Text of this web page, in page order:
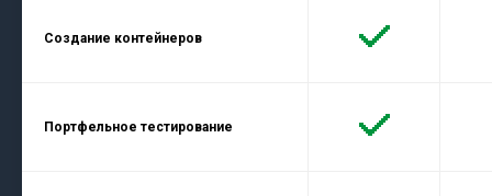
Создание контейнеров
Портфельное тестирование